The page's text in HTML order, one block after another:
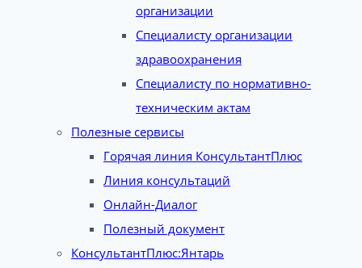
организации
Специалисту организации
здравоохранения
Специалисту по нормативно-
техническим актам
Полезные сервисы
Горячая линия КонсультантПлюс
Линия консультаций
Онлайн-Диалог
Полезный документ
КонсультантПлюс:Янтарь